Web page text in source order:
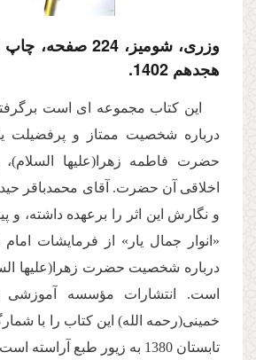
هجدهم 1402.
این كتاب مجموعه اى است
درباره شخصیت ممتاز و پرفضیلت
حضرت فاطمه زهرا(علیها
اخلاقى آن حضرت. آقاى محمدباقر
و نگارش این اثر را برعهده داشته، و
«انوار جمال یار» از فرمایشات
درباره شخصیت حضرت زهرا(علیها
است. انتشارات مؤسسه آموزشى
تابستان 1380 به زیور طبع آراسته است.